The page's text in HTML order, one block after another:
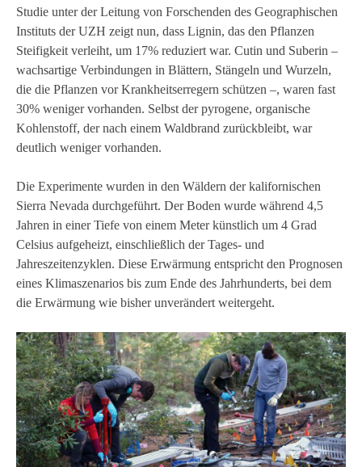
Studie unter der Leitung von Forschenden des Geographischen
Instituts der UZH zeigt nun, dass Lignin, das den Pflanzen
Steifigkeit verleiht, um 17% reduziert war. Cutin und Suberin –
wachsartige Verbindungen in Blättern, Stängeln und Wurzeln,
die die Pflanzen vor Krankheitserregern schützen –, waren fast
30% weniger vorhanden. Selbst der pyrogene, organische
Kohlenstoff, der nach einem Waldbrand zurückbleibt, war
deutlich weniger vorhanden.
Die Experimente wurden in den Wäldern der kalifornischen
Sierra Nevada durchgeführt. Der Boden wurde während 4,5
Jahren in einer Tiefe von einem Meter künstlich um 4 Grad
Celsius aufgeheizt, einschließlich der Tages- und
Jahreszeitenzyklen. Diese Erwärmung entspricht den Prognosen
eines Klimaszenarios bis zum Ende des Jahrhunderts, bei dem
die Erwärmung wie bisher unverändert weitergeht.